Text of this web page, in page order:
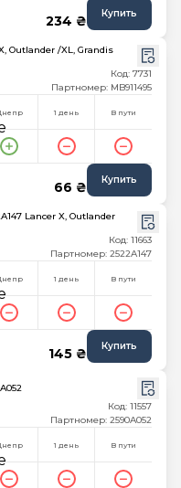
234 ₴ Купить
Outlander /XL, Grandis
Код: 7731
Партномер: MB911495
1 день В пути
66 ₴ Купить
Lancer X, Outlander
Код: 11663
Партномер: 2522A147
1 день В пути
145 ₴ Купить
Код: 11557
Партномер: 2590A052
1 день В пути